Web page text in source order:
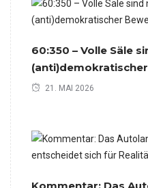
60:350 – Volle Säle
21. MAI 2026